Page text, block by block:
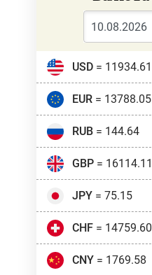
USD= 11934.61
EUR= 13788.05
RUB= 144.64
GBP= 16114.11
JPY= 75.15
CHF= 14759.60
CNY= 1769.58